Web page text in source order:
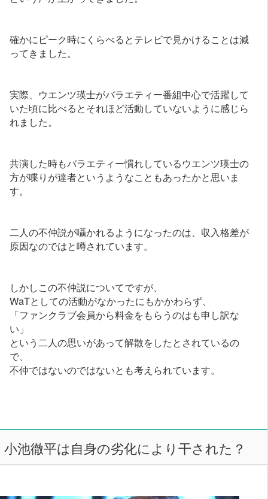
確かにピーク時にくらべるとテレビで見かけることは減
ってきました。
実際、ウエンツ瑛士がバラエティー番組中心で活躍して
いた頃に比べるとそれほど活動していないように感じら
れました。
共演した時もバラエティー慣れしているウエンツ瑛士の
方が喋りが達者というようなこともあったかと思いま
す。
二人の不仲説が囁かれるようになったのは、収入格差が
原因なのではと噂されています。
しかしこの不仲説についてですが、
WaTとしての活動がなかったにもかかわらず、
「ファンクラブ会員から料金をもらうのはも申し訳な
い」
という二人の思いがあって解散をしたとされているの
で、
不仲ではないのではないとも考えられています。
小池徹平は自身の劣化により干された？